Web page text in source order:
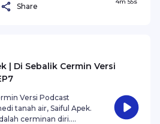
Share
| Di Sebalik Cermin Versi
Versi Podcast
tanah air, Saiful Apek.
cerminan diri.